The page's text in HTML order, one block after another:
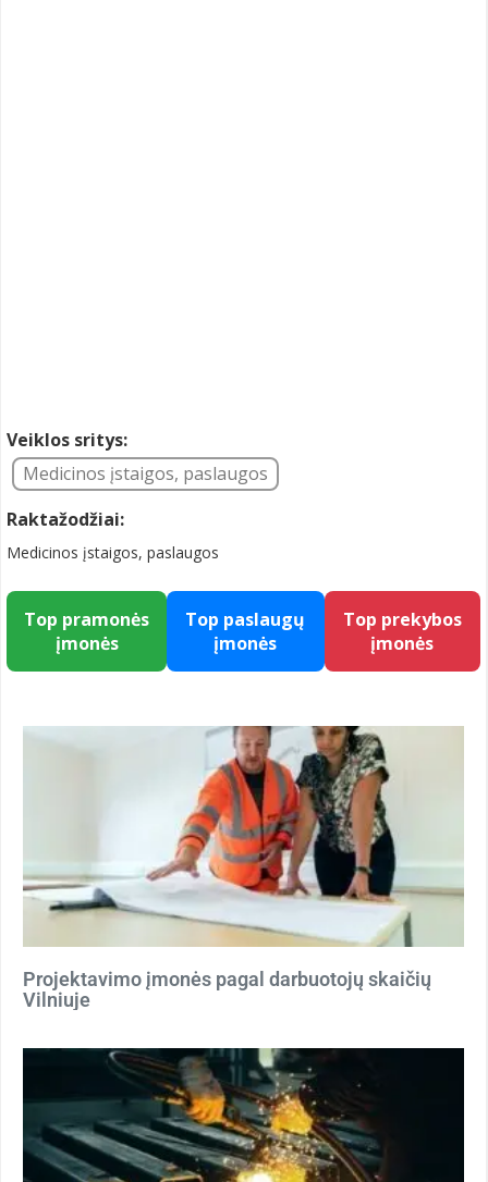
Veiklos sritys:
Medicinos įstaigos, paslaugos
Raktažodžiai:
Medicinos įstaigos, paslaugos
Top pramonės
įmonės
Top paslaugų
įmonės
Top prekybos
įmonės
Projektavimo įmonės pagal darbuotojų skaičių
Vilniuje